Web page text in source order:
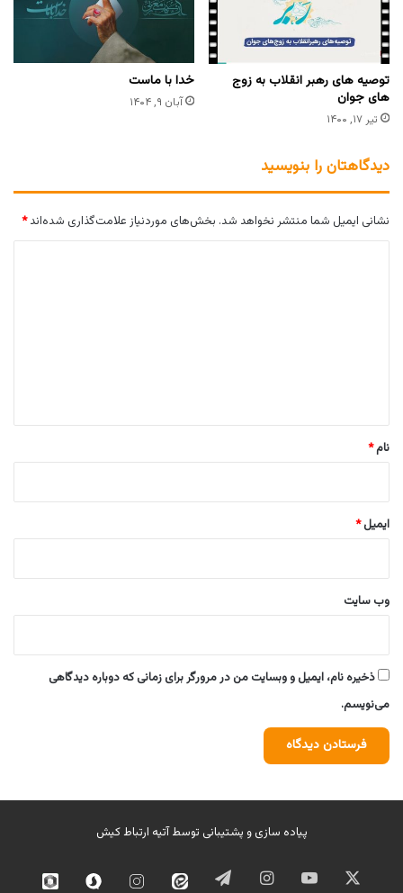
توصیه های رهبر انقلاب به زوج
های جوان
تیر ۱۷, ۱۴۰۰
خدا با ماست
آبان ۹, ۱۴۰۴
دیدگاهتان را بنویسید
نشانی ایمیل شما منتشر نخواهد شد. بخش‌های موردنیاز علامت‌گذاری شده‌اند*
نام*
ایمیل*
وب‌ سایت
ذخیره نام، ایمیل و وبسایت من در مرورگر برای زمانی که دوباره دیدگاهی
می‌نویسم.
پیاده سازی و پشتیبانی توسطآتیه ارتباط کیش
ایکس یوتیوب اینستاگرامتلگرام ایتا اینستاگرامسروش